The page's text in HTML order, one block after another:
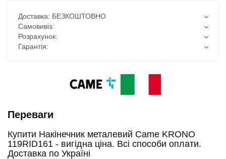
Доставка: БЕЗКОШТОВНО
Самовивіз:
Розрахунок:
Гарантія:
Переваги
Купити Накінечник металевий Came KRONO
119RID161 - вигідна ціна. Всі способи оплати.
Доставка по Україні